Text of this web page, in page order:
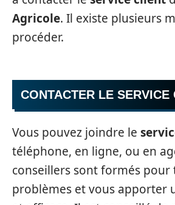
Agricole. Il existe plusieurs
procéder.
CONTACTER LE SERVICE
Vous pouvez joindre le
téléphone, en ligne, ou en
conseillers sont formés
problèmes et vous apporter